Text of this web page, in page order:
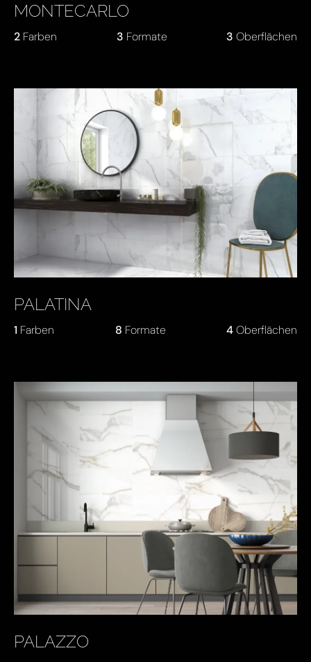
MONTECARLO
2 Farben 3 Formate 3 Oberflächen
PALATINA
1 Farben 8 Formate 4Oberflächen
PALAZZO